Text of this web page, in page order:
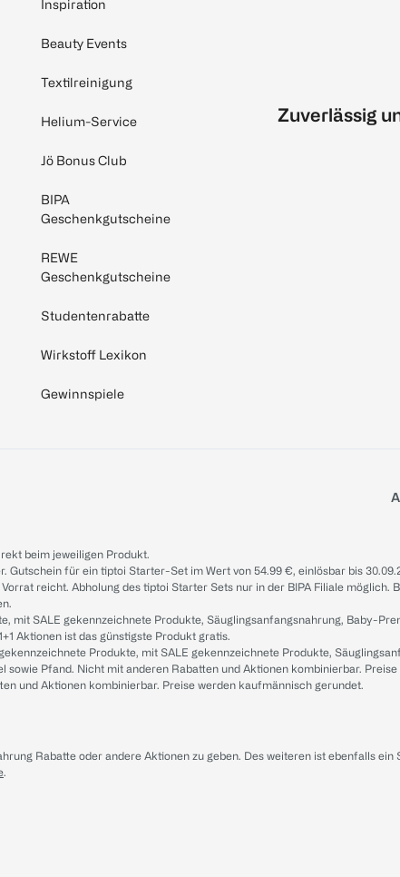
Inspiration
Beauty Events
Textilreinigung
Helium-Service
Jö Bonus Club
BIPA
Geschenkgutscheine
REWE
Geschenkgutscheine
Studentenrabatte
Wirkstoff Lexikon
Gewinnspiele
Zuverlässig
beim jeweiligen Produkt.
Gutschein für ein tiptoi Starter-Set im Wert von 54.99 €, einlösbar bis
reicht. Abholung des tiptoi Starter Sets nur in der BIPA Filiale
mit SALE gekennzeichnete Produkte, Säuglingsanfangsnahrung, Baby-
Aktionen ist das günstigste Produkt gratis.
Produkte, mit SALE gekennzeichnete Produkte,
sowie Pfand. Nicht mit anderen Rabatten und Aktionen kombinierbar.
und Aktionen kombinierbar. Preise werden kaufmännisch gerundet.
Rabatte oder andere Aktionen zu geben. Des weiteren ist ebenfalls
.